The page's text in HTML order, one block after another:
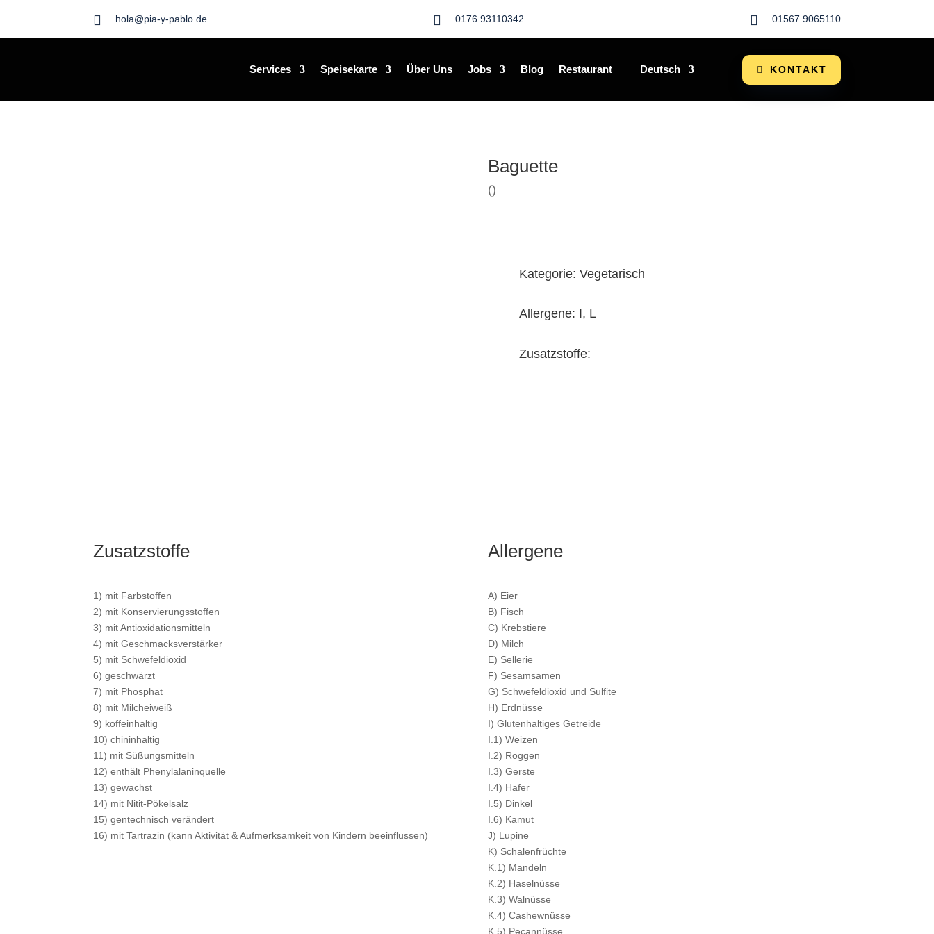
 hola@pia-y-pablo.de  0176 93110342  01567 9065110
Services Speisekarte Über Uns Jobs Blog Restaurant Deutsch KONTAKT
Baguette
()
Kategorie: Vegetarisch
Allergene: I, L
Zusatzstoffe:
Zusatzstoffe
1) mit Farbstoffen
2) mit Konservierungsstoffen
3) mit Antioxidationsmitteln
4) mit Geschmacksverstärker
5) mit Schwefeldioxid
6) geschwärzt
7) mit Phosphat
8) mit Milcheiweiß
9) koffeinhaltig
10) chininhaltig
11) mit Süßungsmitteln
12) enthält Phenylalaninquelle
13) gewachst
14) mit Nitit-Pökelsalz
15) gentechnisch verändert
16) mit Tartrazin (kann Aktivität & Aufmerksamkeit von Kindern beeinflussen)
Allergene
A) Eier
B) Fisch
C) Krebstiere
D) Milch
E) Sellerie
F) Sesamsamen
G) Schwefeldioxid und Sulfite
H) Erdnüsse
I) Glutenhaltiges Getreide
I.1) Weizen
I.2) Roggen
I.3) Gerste
I.4) Hafer
I.5) Dinkel
I.6) Kamut
J) Lupine
K) Schalenfrüchte
K.1) Mandeln
K.2) Haselnüsse
K.3) Walnüsse
K.4) Cashewnüsse
K.5) Pecannüsse